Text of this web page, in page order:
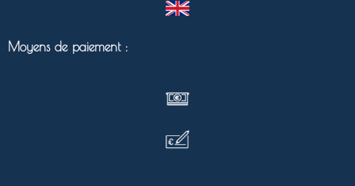
Moyens de paiement :